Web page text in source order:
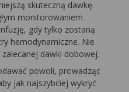
skuteczną dawkę.
monitorowaniem
gdy tylko zostaną
hemodynamiczne. Nie
dawki dobowej.
powoli, prowadząc
jak najszybciej wykryć